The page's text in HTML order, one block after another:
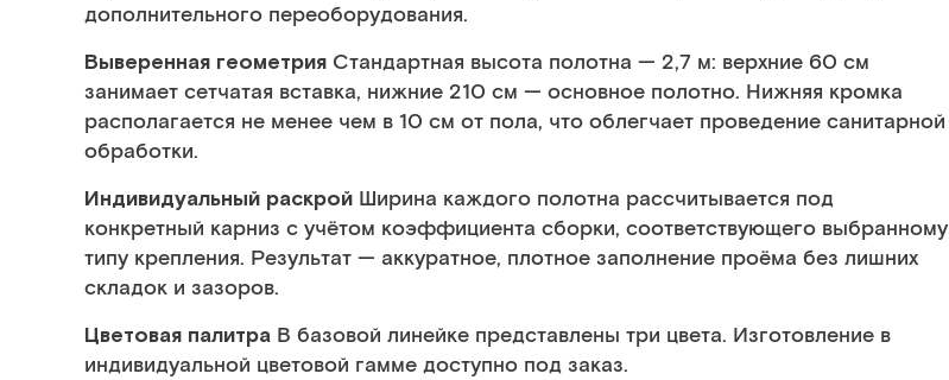
дополнительного переоборудования.
Выверенная геометрия Стандартная высота полотна — 2,7 м: верхние 60 см
занимает сетчатая вставка, нижние 210 см — основное полотно. Нижняя кромка
располагается не менее чем в 10 см от пола, что облегчает проведение санитарной
обработки.
Индивидуальный раскрой Ширина каждого полотна рассчитывается под
конкретный карниз с учётом коэффициента сборки, соответствующего выбранному
типу крепления. Результат — аккуратное, плотное заполнение проёма без лишних
складок и зазоров.
Цветовая палитра В базовой линейке представлены три цвета. Изготовление в
индивидуальной цветовой гамме доступно под заказ.